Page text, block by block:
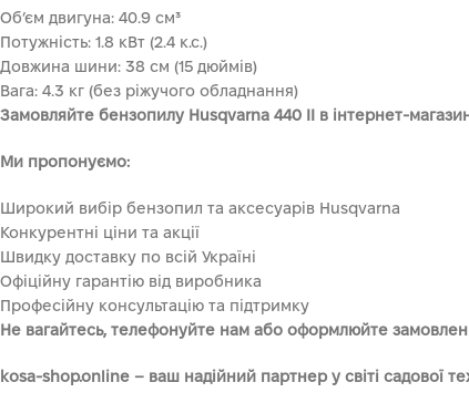
Об’єм двигуна: 40.9 см³
Потужність: 1.8 кВт (2.4 к.с.)
Довжина шини: 38 см (15 дюймів)
Вага: 4.3 кг (без ріжучого обладнання)
Замовляйте бензопилу Husqvarna 440 II в інтернет-
Ми пропонуємо:
Широкий вибір бензопил та аксесуарів Husqvarna
Конкурентні ціни та акції
Швидку доставку по всій Україні
Офіційну гарантію від виробника
Професійну консультацію та підтримку
Не вагайтесь, телефонуйте нам або оформлюйте
kosa-shop.online – ваш надійний партнер у світі садової